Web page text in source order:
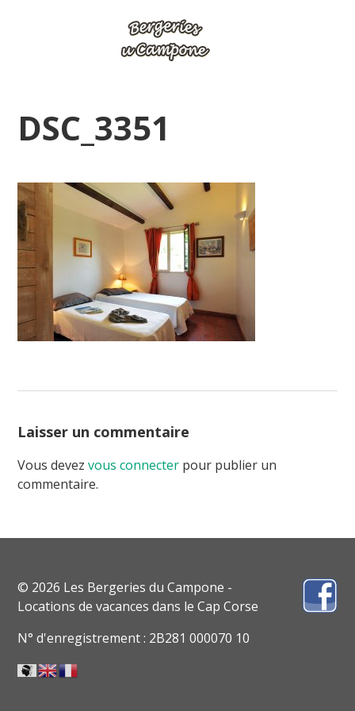
DSC_3351
Laisser un commentaire
Vous devezvous connecter pour publier un
commentaire.
© 2026 Les Bergeries du Campone -
Locations de vacances dans le Cap Corse
N° d'enregistrement : 2B281 000070 10